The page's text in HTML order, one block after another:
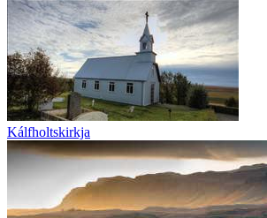
Kálfholtskirkja